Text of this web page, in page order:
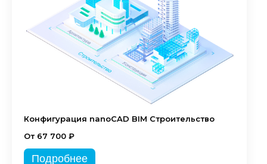
Конфигурация nanoCAD BIM Строительство
От 67 700 ₽
Подробнее